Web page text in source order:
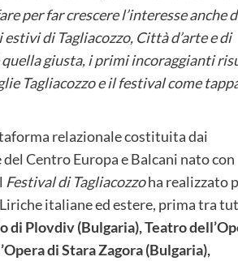
per far crescere l’interesse anche
di Tagliacozzo, Città d’arte e di
giusta, i primi incoraggianti
Tagliacozzo e il festival come
relazionale costituita dai
Centro Europa e Balcani nato con
Festival di Tagliacozzoha realizzato
italiane ed estere, prima tra
di Plovdiv (Bulgaria), Teatro
di Stara Zagora (Bulgaria),